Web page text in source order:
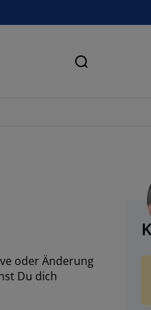
Suchen
oder Änderung
Du dich